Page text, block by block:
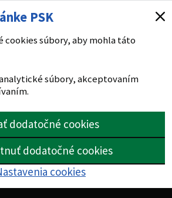
PSK
cookies súbory, aby mohla táto
súbory, akceptovaním
dodatočné cookies
dodatočné cookies
cookies